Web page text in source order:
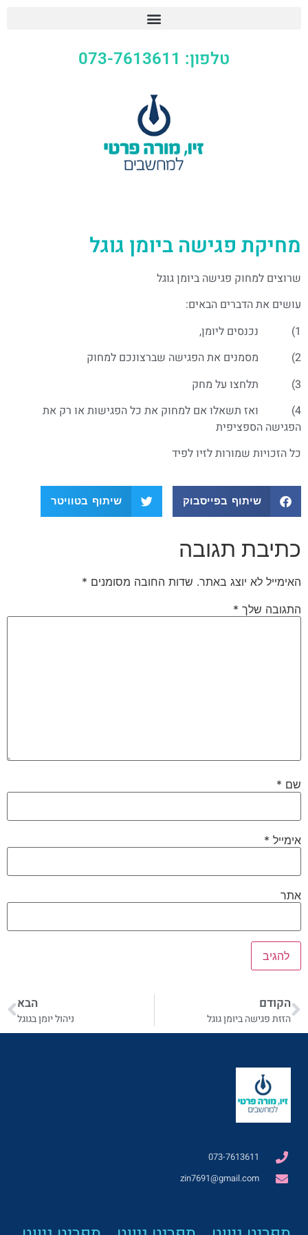
טלפון: 073-7613611
מחיקת פגישה ביומן גוגל
שרוצים למחוק פגישה ביומן גוגל
עושים את הדברים הבאים:
1) נכנסים ליומן,
2) מסמנים את הפגישה שברצונכם למחוק
3) תלחצו על מחק
4) ואז תשאלו אם למחוק את כל הפגישות או רק את
הפגישה הספציפית
כל הזכויות שמורות לזיו לפיד
שיתוף בפייסבוק שיתוף בטוויטר
כתיבת תגובה
האימייל לא יוצג באתר. שדות החובה מסומנים *
התגובה שלך *
שם *
אימייל *
אתר
הקודם
הזזת פגישה ביומן גוגל
הבא
ניהול יומן בגוגל
073-7613611
zin7691@gmail.com